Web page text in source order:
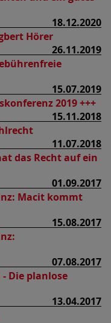
18.12.2020
Hörer
26.11.2019
15.07.2019
2019 +++
15.11.2018
11.07.2018
das Recht auf ein
01.09.2017
Macit kommt
15.08.2017
07.08.2017
Die planlose
13.04.2017